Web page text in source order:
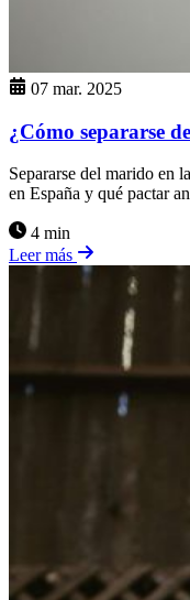
07 mar. 2025
¿Cómo separarse
Separarse del marido en
en España y qué pactar
4 min
Leer más